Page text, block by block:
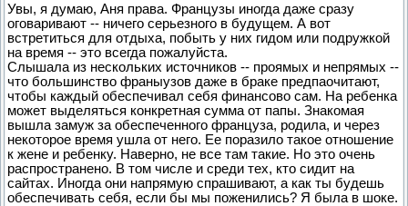
Увы, я думаю, Аня права. Французы иногда даже сразу
оговаривают -- ничего серьезного в будущем. А вот
встретиться для отдыха, побыть у них гидом или подружкой
на время -- это всегда пожалуйста.
Слышала из нескольких источников -- проямых и непрямых --
что большинство франыузов даже в браке предпаочитают,
чтобы каждый обеспечивал себя финансово сам. На ребенка
может выделяться конкретная сумма от папы. Знакомая
вышла замуж за обеспеченного француза, родила, и через
некоторое время ушла от него. Ее поразило такое отношение
к жене и ребенку. Наверно, не все там такие. Но это очень
распространено. В том числе и среди тех, кто сидит на
сайтах. Иногда они напрямую спрашивают, а как ты будешь
обеспечивать себя, если бы мы поженились? Я была в шоке.